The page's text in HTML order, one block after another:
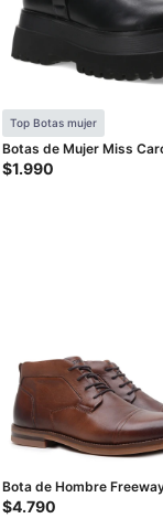
Top Botas mujer
Botas de Mujer Miss
Negro
$1.990
Bota de Hombre
Marrón
$4.790